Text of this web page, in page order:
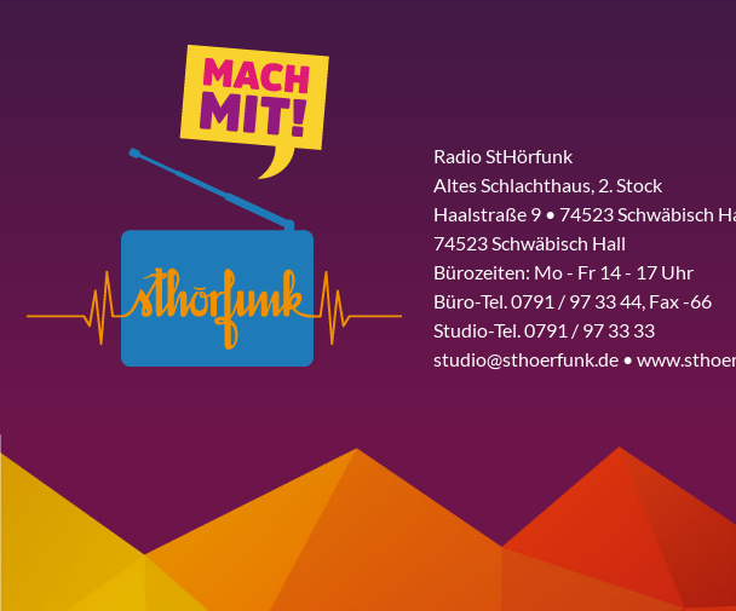
Radio StHörfunk
Altes Schlachthaus, 2. Stock
Haalstraße 9 • 74523 Schwäbisch
74523 Schwäbisch Hall
Bürozeiten: Mo - Fr 14 - 17 Uhr
Büro-Tel. 0791 / 97 33 44, Fax -66
Studio-Tel. 0791 / 97 33 33
studio@sthoerfunk.de •